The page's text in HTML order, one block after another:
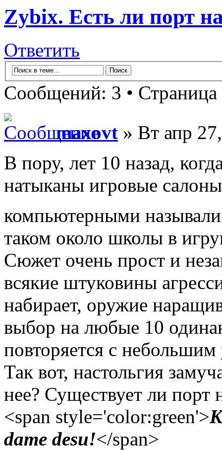
Zybix. Есть ли порт
Ответить
Сообщений: 3 • Страница
maxovt » Вт апр
В пору, лет 10 назад,
натыканы игровые
компьютерными
таком около школы в
Сюжет очень прост и
всякие штуковины
набирает, оружие
выбор на любые 10
повторяется с
Так вот, настольгия
нее? Существует ли порт
<span style='color:green'>
dame desu!</span>